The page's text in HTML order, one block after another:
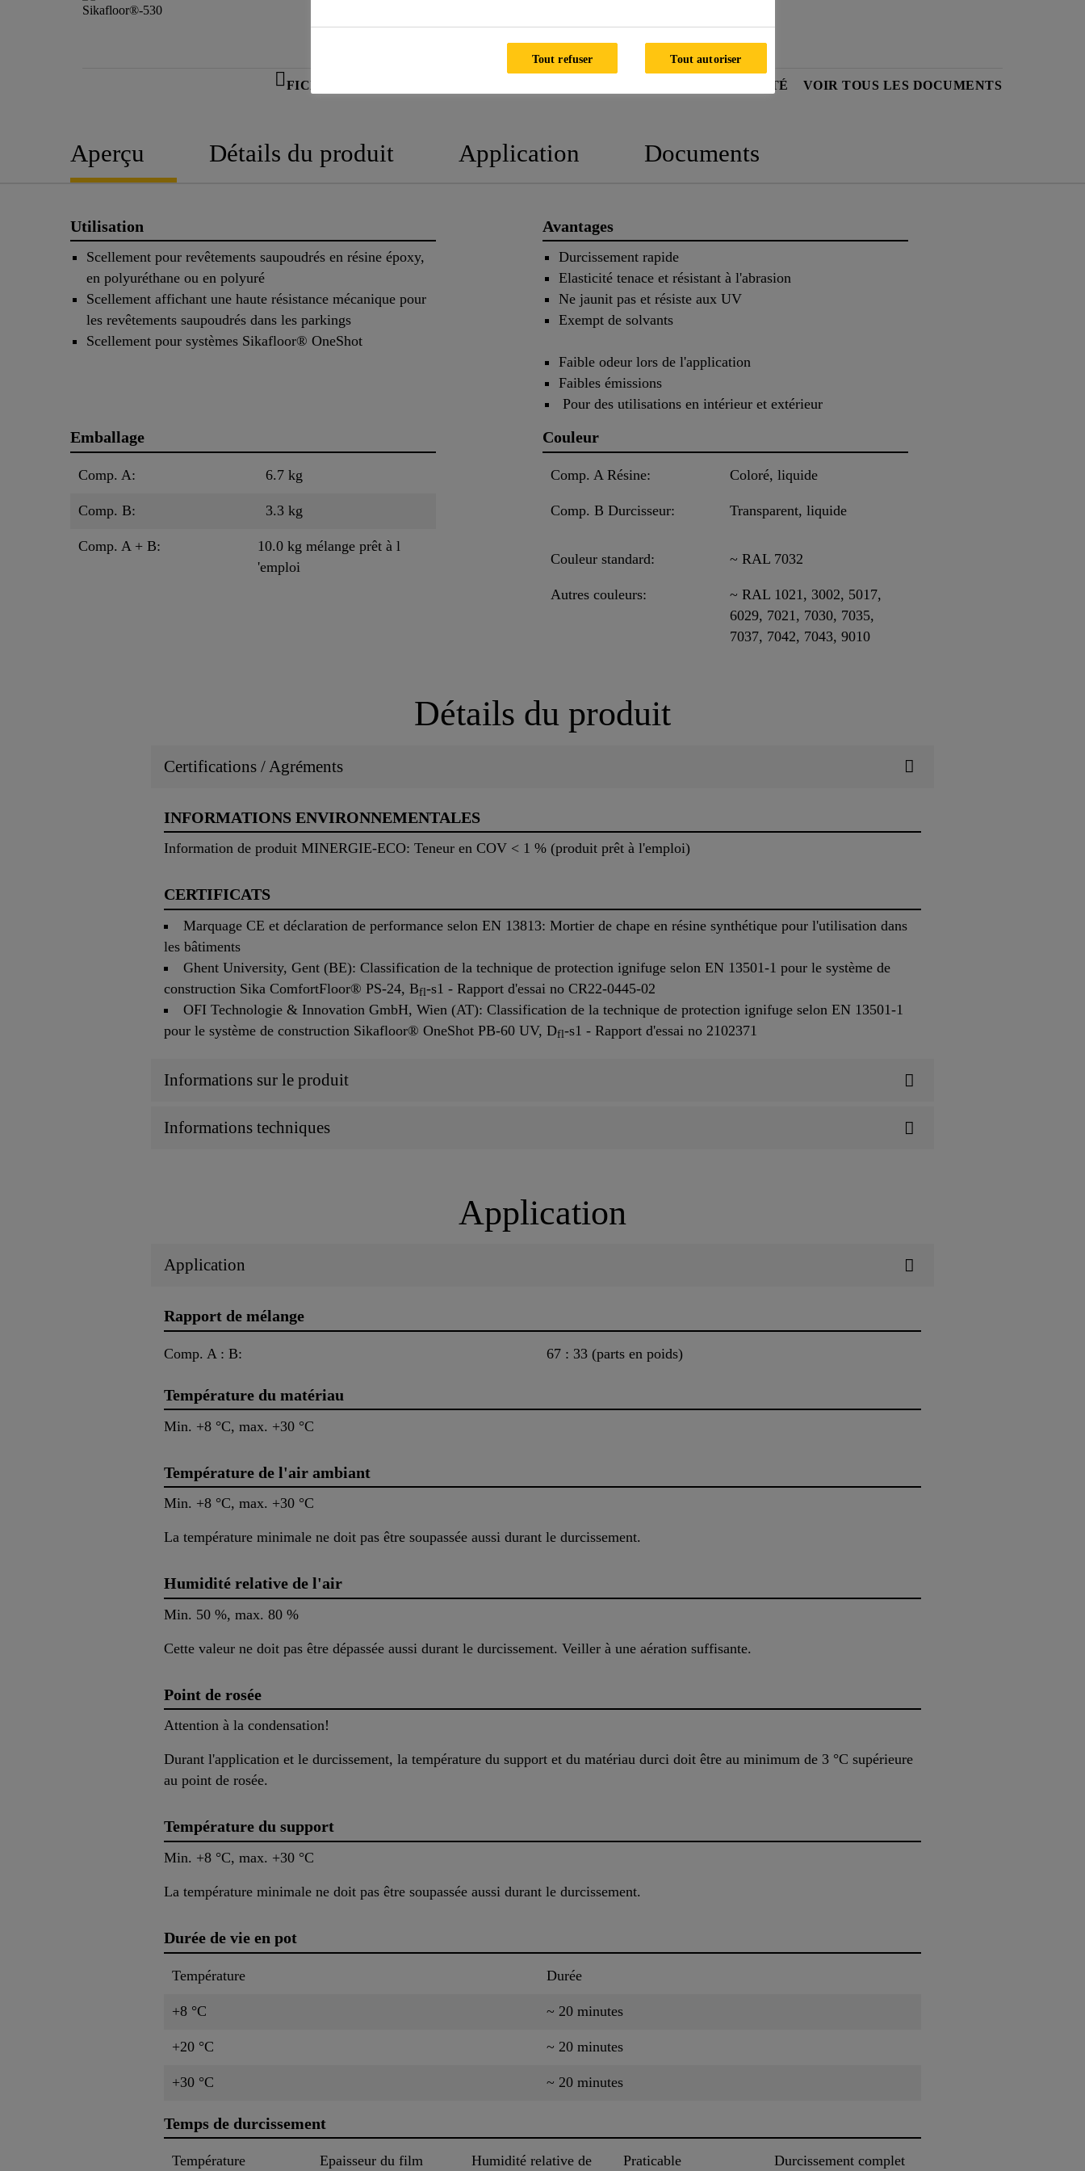
FICHE TECHNIQUE DU PRODUIT FICHES DE DONNÉES DE SÉCURITÉ VOIR TOUS LES DOCUMENTS
Aperçu Détails du produit Application Documents
Utilisation
Scellement pour revêtements saupoudrés en résine époxy,
en polyuréthane ou en polyuré
Scellement affichant une haute résistance mécanique pour
les revêtements saupoudrés dans les parkings
Scellement pour systèmes Sikafloor® OneShot
Avantages
Durcissement rapide
Elasticité tenace et résistant à l'abrasion
Ne jaunit pas et résiste aux UV
Exempt de solvants
Faible odeur lors de l'application
Faibles émissions
Pour des utilisations en intérieur et extérieur
Emballage
Comp. A: 6.7 kg
Comp. B: 3.3 kg
Comp. A + B:
10.0 kg mélange prêt à l
'emploi
Couleur
Comp. A Résine: Coloré, liquide
Comp. B Durcisseur: Transparent, liquide
Couleur standard: ~ RAL 7032
Autres couleurs:
~ RAL 1021, 3002, 5017,
6029, 7021, 7030, 7035,
7037, 7042, 7043, 9010
Détails du produit
Certifications / Agréments
INFORMATIONS ENVIRONNEMENTALES
Information de produit MINERGIE-ECO: Teneur en COV < 1 % (produit prêt à l'emploi)
CERTIFICATS
Marquage CE et déclaration de performance selon EN 13813: Mortier de chape en résine synthétique pour l'utilisation dans
les bâtiments
Ghent University, Gent (BE): Classification de la technique de protection ignifuge selon EN 13501-1 pour le système de
construction Sika ComfortFloor® PS-24, Bfl-s1 - Rapport d'essai no CR22-0445-02
OFI Technologie & Innovation GmbH, Wien (AT): Classification de la technique de protection ignifuge selon EN 13501-1
pour le système de construction Sikafloor® OneShot PB-60 UV, Dfl-s1 - Rapport d'essai no 2102371
Informations sur le produit
Informations techniques
Application
Application
Rapport de mélange
Comp. A : B: 67 : 33 (parts en poids)
Température du matériau
Min. +8 °C, max. +30 °C
Température de l'air ambiant
Min. +8 °C, max. +30 °C
La température minimale ne doit pas être soupassée aussi durant le durcissement.
Humidité relative de l'air
Min. 50 %, max. 80 %
Cette valeur ne doit pas être dépassée aussi durant le durcissement. Veiller à une aération suffisante.
Point de rosée
Attention à la condensation!
Durant l'application et le durcissement, la température du support et du matériau durci doit être au minimum de 3 °C supérieure
au point de rosée.
Température du support
Min. +8 °C, max. +30 °C
La température minimale ne doit pas être soupassée aussi durant le durcissement.
Durée de vie en pot
Température Durée
+8 °C ~ 20 minutes
+20 °C ~ 20 minutes
+30 °C ~ 20 minutes
Temps de durcissement
Température Epaisseur du film Humidité relative de Praticable Durcissement complet
Tout refuser Tout autoriser